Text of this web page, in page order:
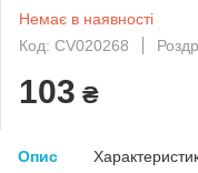
Немає в наявності
Код: CV020268
103 ₴
Опис